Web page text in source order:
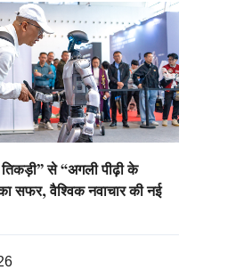
से “अगली पीढ़ी के
सफर, वैश्विक नवाचार की नई